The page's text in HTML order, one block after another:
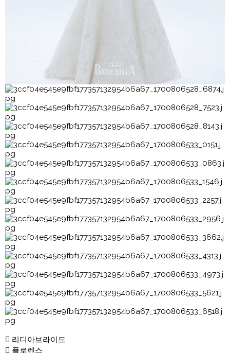
리디아브라이드
플로렌스